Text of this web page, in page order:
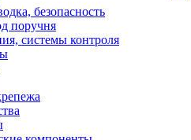
безопасность
поручня
системы контроля